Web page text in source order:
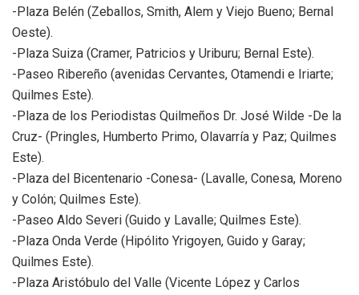
-Plaza Belén (Zeballos, Smith, Alem y Viejo Bueno; Bernal
Oeste).
-Plaza Suiza (Cramer, Patricios y Uriburu; Bernal Este).
-Paseo Ribereño (avenidas Cervantes, Otamendi e Iriarte;
Quilmes Este).
-Plaza de los Periodistas Quilmeños Dr. José Wilde -De la
Cruz- (Pringles, Humberto Primo, Olavarría y Paz; Quilmes
Este).
-Plaza del Bicentenario -Conesa- (Lavalle, Conesa, Moreno
y Colón; Quilmes Este).
-Paseo Aldo Severi (Guido y Lavalle; Quilmes Este).
-Plaza Onda Verde (Hipólito Yrigoyen, Guido y Garay;
Quilmes Este).
-Plaza Aristóbulo del Valle (Vicente López y Carlos